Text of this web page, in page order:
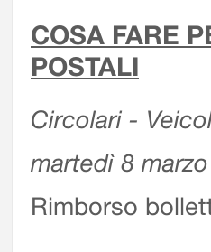
COSA FARE
POSTALI
Circolari -
martedì 8
Rimborso